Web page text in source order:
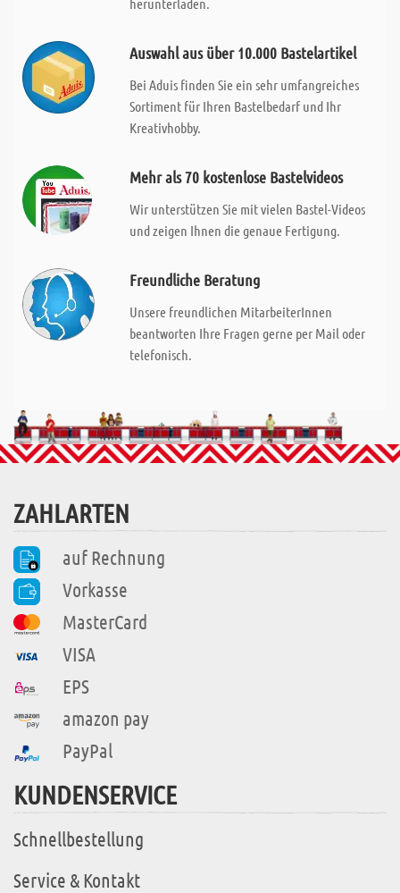
Auswahl aus über 10.000 Bastelartikel
Bei Aduis finden Sie ein sehr umfangreiches
Sortiment für Ihren Bastelbedarf und Ihr
Kreativhobby.
Mehr als 70 kostenlose Bastelvideos
Wir unterstützen Sie mit vielen Bastel-Videos
und zeigen Ihnen die genaue Fertigung.
Freundliche Beratung
Unsere freundlichen MitarbeiterInnen
beantworten Ihre Fragen gerne per Mail oder
telefonisch.
ZAHLARTEN
auf Rechnung
Vorkasse
MasterCard
VISA
EPS
amazon pay
PayPal
KUNDENSERVICE
Schnellbestellung
Service & Kontakt